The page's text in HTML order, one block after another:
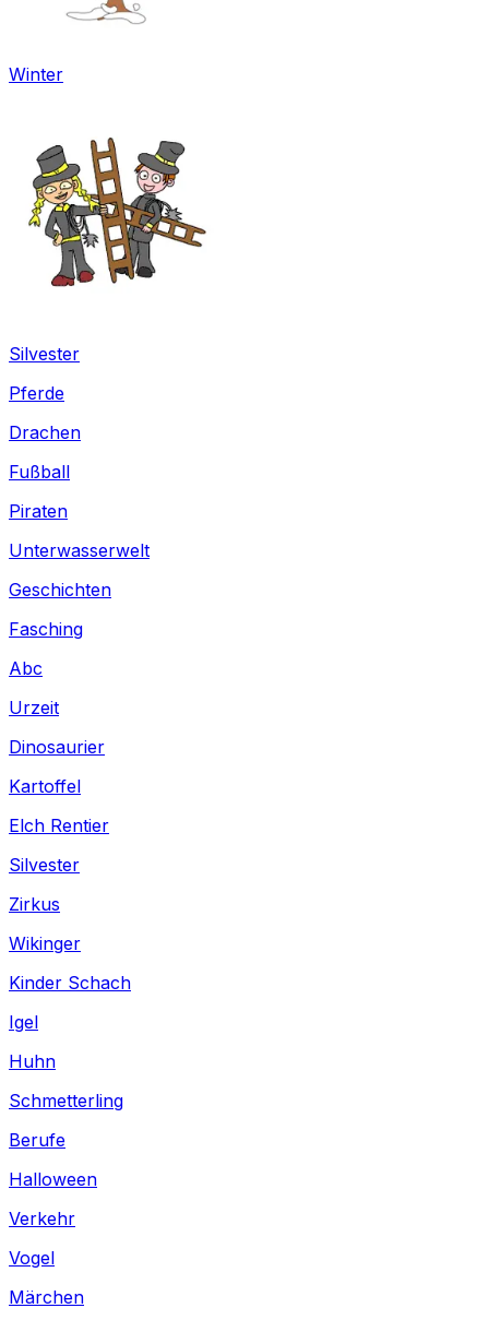
Winter
Silvester
Pferde
Drachen
Fußball
Piraten
Unterwasserwelt
Geschichten
Fasching
Abc
Urzeit
Dinosaurier
Kartoffel
Elch Rentier
Silvester
Zirkus
Wikinger
Kinder Schach
Igel
Huhn
Schmetterling
Berufe
Halloween
Verkehr
Vogel
Märchen